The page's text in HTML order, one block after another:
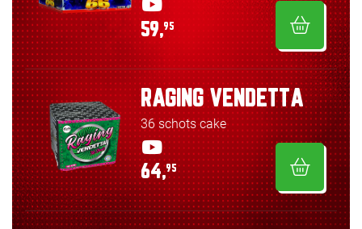
59,95
RAGING VENDETTA
36 schots cake
64,95